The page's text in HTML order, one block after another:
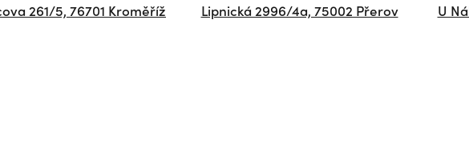
261/5, 76701 Kroměříž Lipnická 2996/4a, 75002 Přerov
U